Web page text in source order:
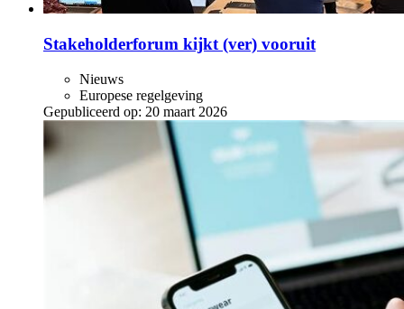
Stakeholderforum kijkt (ver) vooruit
Nieuws
Europese regelgeving
Gepubliceerd op: 20 maart 2026